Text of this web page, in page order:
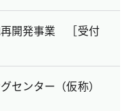
再開発事業 ［受付
センター（仮称）